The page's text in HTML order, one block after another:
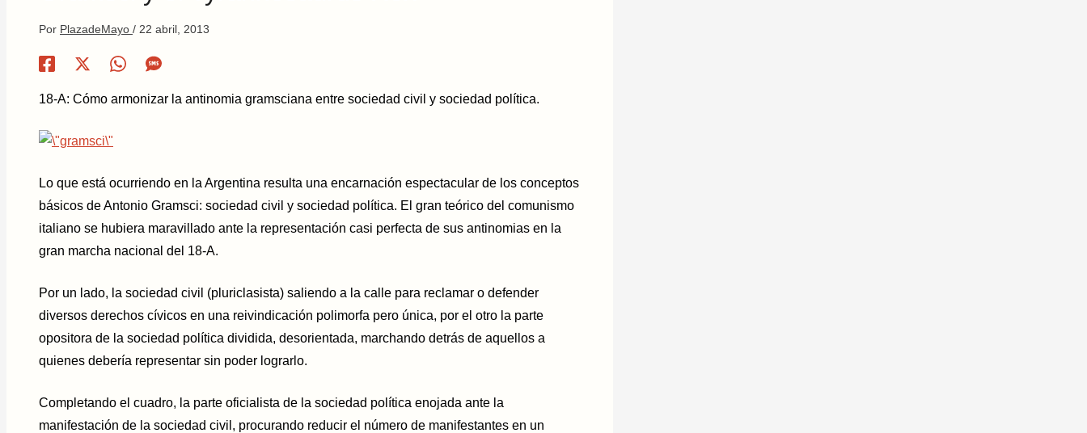
Por PlazadeMayo / 22 abril, 2013
18-A: Cómo armonizar la antinomia gramsciana entre sociedad civil y sociedad política.
Lo que está ocurriendo en la Argentina resulta una encarnación espectacular de los conceptos
básicos de Antonio Gramsci: sociedad civil y sociedad política. El gran teórico del comunismo
italiano se hubiera maravillado ante la representación casi perfecta de sus antinomias en la
gran marcha nacional del 18-A.
Por un lado, la sociedad civil (pluriclasista) saliendo a la calle para reclamar o defender
diversos derechos cívicos en una reivindicación polimorfa pero única, por el otro la parte
opositora de la sociedad política dividida, desorientada, marchando detrás de aquellos a
quienes debería representar sin poder lograrlo.
Completando el cuadro, la parte oficialista de la sociedad política enojada ante la
manifestación de la sociedad civil, procurando reducir el número de manifestantes en un